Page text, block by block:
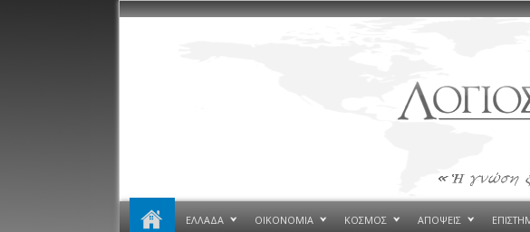
ΕΛΛΑΔΑ ΟΙΚΟΝΟΜΙΑ ΚΟΣΜΟΣ ΑΠΟΨΕΙΣ